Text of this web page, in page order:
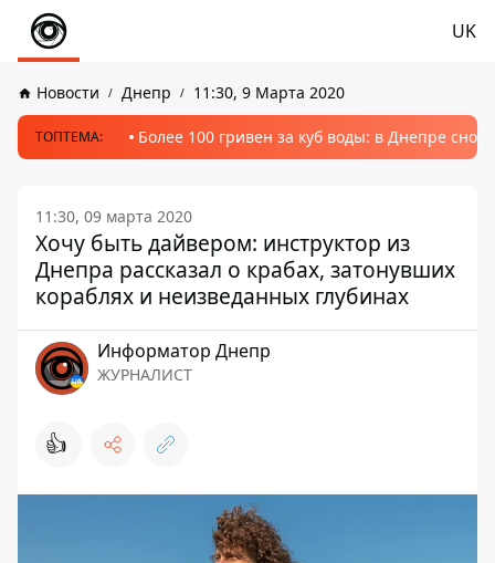
UK
Новости Днепр 11:30, 9 Марта 2020
ТОПТЕМА: Более 100 гривен за куб воды: в Днепре
11:30, 09 марта 2020
Хочу быть дайвером: инструктор из
Днепра рассказал о крабах, затонувших
кораблях и неизведанных глубинах
Информатор Днепр
ЖУРНАЛИСТ
👍